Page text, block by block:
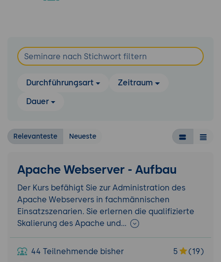
Durchführungsart
Zeitraum
Dauer
Relevanteste Neueste
Apache Webserver - Aufbau
Der Kurs befähigt Sie zur Administration des
Apache Webservers in fachmännischen
Einsatzszenarien. Sie erlernen die qualifizierte
Skalierung des Apache und…
44 Teilnehmende bisher 5
(19)